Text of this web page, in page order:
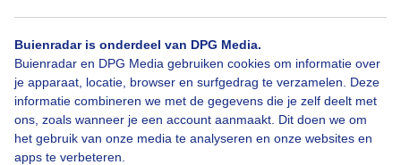
Buienradar is onderdeel van DPG Media.
Buienradar en DPG Media gebruiken cookies om informatie over
je apparaat, locatie, browser en surfgedrag te verzamelen. Deze
informatie combineren we met de gegevens die je zelf deelt met
ons, zoals wanneer je een account aanmaakt. Dit doen we om
het gebruik van onze media te analyseren en onze websites en
apps te verbeteren.
Een moment geduld aub...